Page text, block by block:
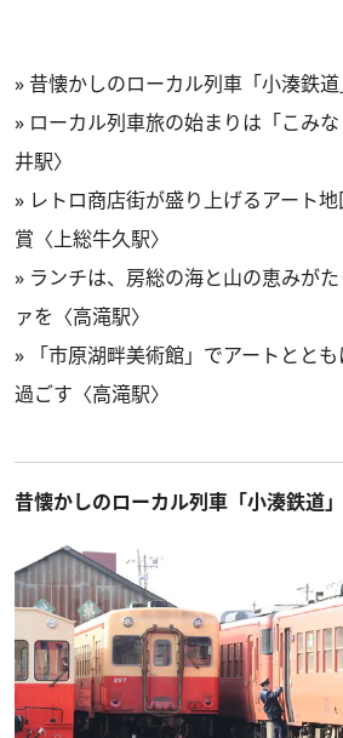
» 昔懐かしのローカル列車「小湊鉄
» ローカル列車旅の始まりは「こみ
井駅〉
» レトロ商店街が盛り上げるアート
賞〈上総牛久駅〉
» ランチは、房総の海と山の恵みが
ァを〈高滝駅〉
»
「市原湖畔美術館」でアートとと
過ごす〈高滝駅〉
昔懐かしのローカル列車「小湊鉄道